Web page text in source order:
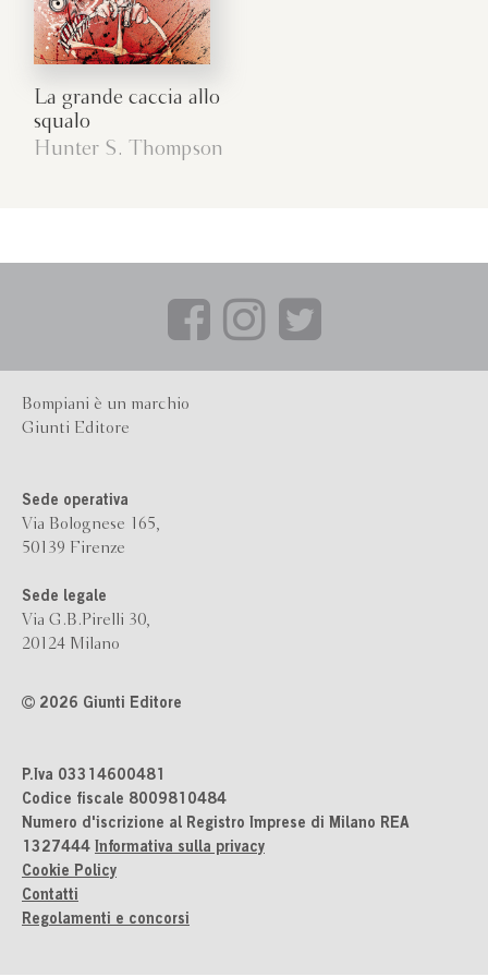
La grande caccia allo
squalo
Hunter S. Thompson
Bompiani è un marchio
Giunti Editore
Sede operativa
Via Bolognese 165,
50139 Firenze
Sede legale
Via G.B.Pirelli 30,
20124 Milano
2026 Giunti Editore
P.Iva 03314600481
Codice fiscale 8009810484
Numero d'iscrizione al Registro Imprese di Milano REA
1327444 Informativa sulla privacy
Cookie Policy
Contatti
Regolamenti e concorsi